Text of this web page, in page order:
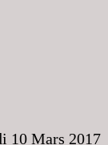
10 Mars 2017